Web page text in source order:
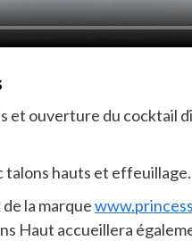
et ouverture du cocktail
talons hauts et effeuillage.
la marque
Haut accueillera